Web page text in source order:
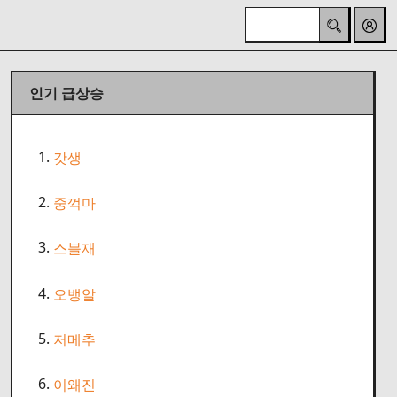
인기 급상승
1. 갓생
2. 중꺽마
3. 스블재
4. 오뱅알
5. 저메추
6. 이왜진